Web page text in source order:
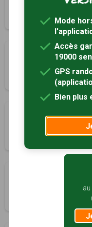
Le Trait, Seine-
13.5 km
Le Val Godard
5.2 km
Le Bliquetuit
Notre-Dame-de-
11.5 km
Saint-Arnoult, Seine-
Mode
Accès
19000
GPS
Bien plus
au